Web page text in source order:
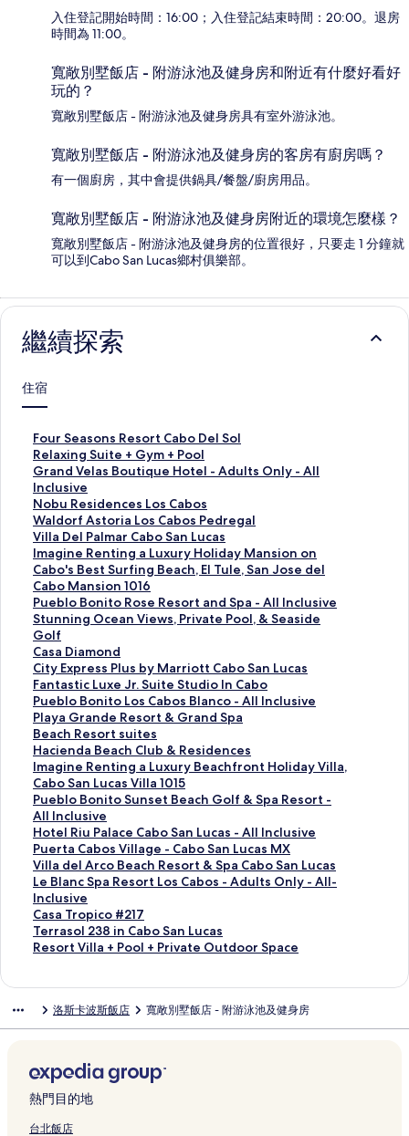
入住登記開始時間：16:00；入住登記結束時間：20:00。退房
時間為 11:00。
寬敞別墅飯店 - 附游泳池及健身房和附近有什麼好看好
玩的？
寬敞別墅飯店 - 附游泳池及健身房具有室外游泳池。
寬敞別墅飯店 - 附游泳池及健身房的客房有廚房嗎？
有一個廚房，其中會提供鍋具/餐盤/廚房用品。
寬敞別墅飯店 - 附游泳池及健身房附近的環境怎麼樣？
寬敞別墅飯店 - 附游泳池及健身房的位置很好，只要走 1 分鐘就
可以到Cabo San Lucas鄉村俱樂部。
繼續探索
住宿
Four Seasons Resort Cabo Del Sol
F
o
u
r
S
e
a
s
o
n
s
R
e
s
o
r
t
C
a
b
o
D
e
l
S
o
l
的
連
結
Relaxing Suite + Gym + Pool
R
e
l
a
x
i
n
g
S
u
i
t
e
+
G
y
m
+
P
o
o
l
的
連
結
Grand Velas Boutique Hotel - Adults Only - All
Inclusive
G
r
a
n
d
V
e
l
a
s
B
o
u
t
i
q
u
e
H
o
t
e
l
-
A
d
u
l
t
s
-
l
I
n
c
Nobu Residences Los Cabos
N
o
b
u
R
e
s
i
d
e
n
c
e
s
L
o
s
C
a
b
o
s
的
連
結
Waldorf Astoria Los Cabos Pedregal
W
a
l
d
o
r
f
A
s
t
o
r
i
a
L
o
s
C
a
b
o
s
P
e
d
r
e
的
連
Villa Del Palmar Cabo San Lucas
V
i
l
l
a
D
e
l
P
a
l
m
a
r
C
a
b
o
S
a
n
L
u
c
a
s
Imagine Renting a Luxury Holiday Mansion on
Cabo's Best Surfing Beach, El Tule, San Jose del
Cabo Mansion 1016
I
m
a
g
i
n
e
R
e
n
t
i
n
g
a
L
u
x
u
r
y
H
o
l
i
M
a
i
o
n
o
Pueblo Bonito Rose Resort and Spa - All Inclusive
P
u
e
b
l
o
B
o
n
i
t
o
R
o
s
e
R
e
s
o
r
t
p
A
l
l
I
Stunning Ocean Views, Private Pool, & Seaside
Golf
S
t
u
n
n
i
n
g
O
c
e
a
n
V
i
e
w
s
,
P
r
e
o
l
,
&
Casa Diamond
C
a
s
a
D
i
a
m
o
n
d
的
連
結
City Express Plus by Marriott Cabo San Lucas
C
i
t
y
E
x
p
r
e
s
s
P
l
u
s
b
y
M
o
C
a
b
o
Fantastic Luxe Jr. Suite Studio In Cabo
F
a
n
t
a
s
t
i
c
L
u
x
e
J
r
.
S
S
d
i
o
I
Pueblo Bonito Los Cabos Blanco - All Inclusive
P
u
e
b
l
o
B
o
n
i
t
o
L
o
s
C
B
n
c
o
-
Playa Grande Resort & Grand Spa
P
l
a
y
a
G
r
a
n
d
e
R
e
s
o
G
r
d
S
p
a
Beach Resort suites
B
e
a
c
h
R
e
s
o
r
t
s
u
i
的
連
Hacienda Beach Club & Residences
H
a
c
i
e
n
d
a
B
e
a
c
h
&
s
i
d
e
Imagine Renting a Luxury Beachfront Holiday Villa,
Cabo San Lucas Villa 1015
I
m
a
g
i
n
e
R
e
n
t
i
u
r
y
B
e
Pueblo Bonito Sunset Beach Golf & Spa Resort -
All Inclusive
P
u
e
b
l
o
B
o
n
i
n
t
B
e
a
Hotel Riu Palace Cabo San Lucas - All Inclusive
H
o
t
e
l
R
i
u
c
a
b
o
S
Puerta Cabos Village - Cabo San Lucas MX
P
u
e
r
t
a
C
V
l
a
g
e
Villa del Arco Beach Resort & Spa Cabo San Lucas
V
i
l
l
a
d
c
e
a
c
h
Le Blanc Spa Resort Los Cabos - Adults Only - All-
Inclusive
L
e
B
l
a
a
s
o
r
t
Casa Tropico #217
C
a
s
p
o
#
2
1
Terrasol 238 in Cabo San Lucas
T
e
o
3
8
i
n
Resort Villa + Pool + Private Outdoor Space
R
t
l
l
a
+
洛斯卡波斯飯店 寬敞別墅飯店 - 附游泳池及健身房
熱門目的地
台北飯店